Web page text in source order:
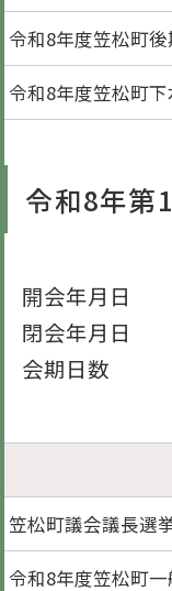
令和8年度笠松町
令和8年度笠松町
令和8年第
開会年月日
閉会年月日
会期日数
笠松町議会議長選
令和8年度笠松町